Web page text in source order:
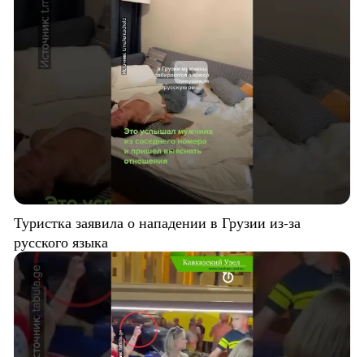
Туристка заявила о нападении в Грузии из-за
русского языка